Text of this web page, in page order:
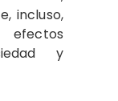
incluso,
y